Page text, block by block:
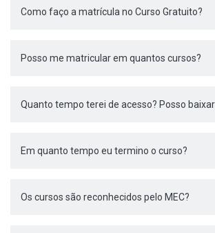
Como faço a matrícula no Curso Gratuito?
Posso me matricular em quantos cursos?
Quanto tempo terei de acesso? Posso
Em quanto tempo eu termino o curso?
Os cursos são reconhecidos pelo MEC?